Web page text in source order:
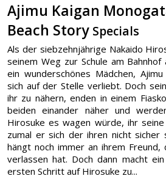
Ajimu Kaigan
Beach Story Specials
Als der siebzehnjährige Nakaido
seinem Weg zur Schule am
ein wunderschönes Mädchen,
sich auf der Stelle verliebt. Doch
ihr zu nähern, enden in einem
beiden einander näher und
Hirosuke es wagen würde, ihr
zumal er sich der ihren nicht sicher
hängt noch immer an ihrem
verlassen hat. Doch dann macht
ersten Schritt auf Hirosuke zu...